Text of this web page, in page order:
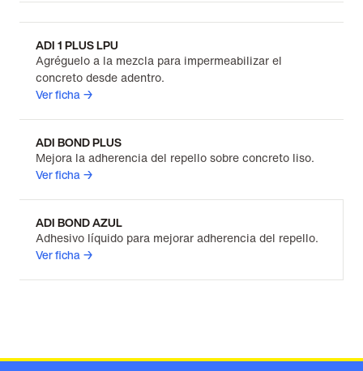
ADI 1 PLUS LPU
Agréguelo a la mezcla para impermeabilizar el
concreto desde adentro.
Ver ficha →
ADI BOND PLUS
Mejora la adherencia del repello sobre concreto liso.
Ver ficha →
ADI BOND AZUL
Adhesivo líquido para mejorar adherencia del repello.
Ver ficha →